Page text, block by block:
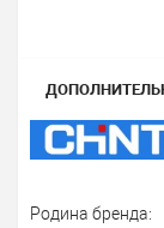
Родина бренда: